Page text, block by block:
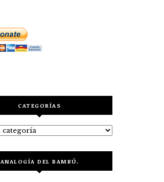
CATEGORÍAS
ANALOGÍA DEL BAMBÚ.